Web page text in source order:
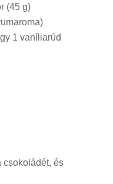
(45 g)
1 vaníliarúd
csokoládét, és